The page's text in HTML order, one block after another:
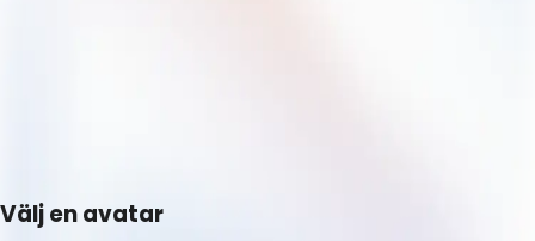
Välj en avatar